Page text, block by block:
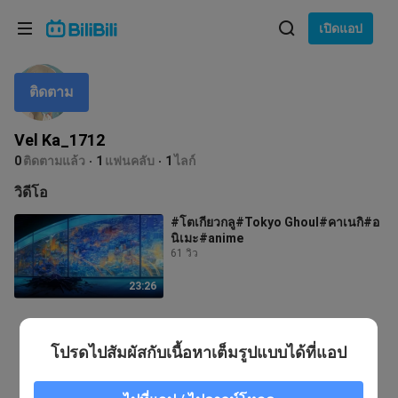
เปิดแอป
Vel Ka_1712
0ติดตามแล้ว 1 แฟนคลับ 1 ไลก์
ติดตาม
วิดีโอ
23:26
#โตเกียวกลู#Tokyo Ghoul#คาเนกิ#อ
นิเมะ#anime
61 วิว
โปรดไปสัมผัสกับเนื้อหาเต็มรูปแบบได้ที่แอป
ภาษา: ภาษาไทย
ข้าสู่
ะบบ
เลือกภาษา
English
ภาษาไทย
Tiếng Việt
Bahasa Melayu